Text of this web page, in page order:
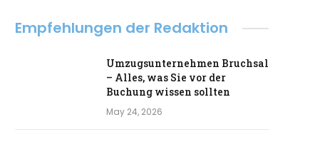
Empfehlungen der Redaktion
Umzugsunternehmen Bruchsal
– Alles, was Sie vor der
Buchung wissen sollten
May 24, 2026